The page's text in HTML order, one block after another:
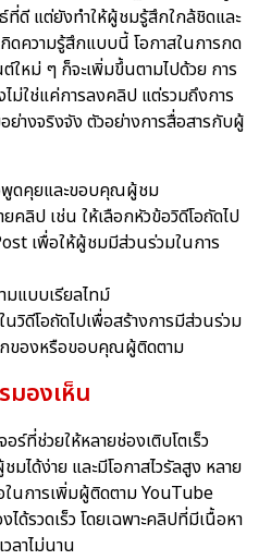
ดี แต่ยังทำให้ผู้ชมรู้สึกใกล้ชิดและ
กิดความรู้สึกแบบนี้ โอกาสในการกด
หม่ ๆ ก็จะเพิ่มขึ้นตามไปด้วย การ
ม่ใช่แค่การลงคลิป แต่รวมถึงการ
างจริงจัง ตัวอย่างการสื่อสารกับผู้
ดคุยและขอบคุณผู้ชม
คลิป เช่น ให้เลือกหัวข้อวิดีโอถัดไป
เพื่อให้ผู้ชมมีส่วนร่วมในการ
แบบเรียลไทม์
ดีโอถัดไปเพื่อสร้างการมีส่วนร่วม
ของหรือขอบคุณผู้ติดตาม
มองเห็น
ที่ช่วยให้หลายช่องเติบโตเร็ว
ได้ง่าย และมีโอกาสไวรัลสูง หลาย
นการเพิ่มผู้ติดตาม YouTube
ได้รวดเร็ว โดยเฉพาะคลิปที่มีเนื้อหา
ลาไม่นาน